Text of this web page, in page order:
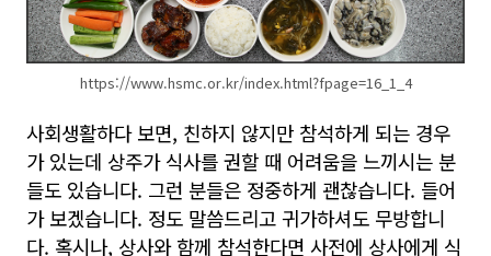
https://www.hsmc.or.kr/index.html?fpage=16_1_4
사회생활하다 보면, 친하지 않지만 참석하게 되는 경우
가 있는데 상주가 식사를 권할 때 어려움을 느끼시는 분
들도 있습니다. 그런 분들은 정중하게 괜찮습니다. 들어
가 보겠습니다. 정도 말씀드리고 귀가하셔도 무방합니
다. 혹시나, 상사와 함께 참석한다면 사전에 상사에게 식